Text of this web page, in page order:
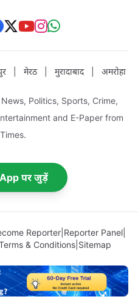
मेरठ मुरादाबाद अमरोहा
Politics, Sports, Crime,
and E-Paper from
पर जुड़ें
Reporter| Reporter Panel|
& Conditions Sitemap